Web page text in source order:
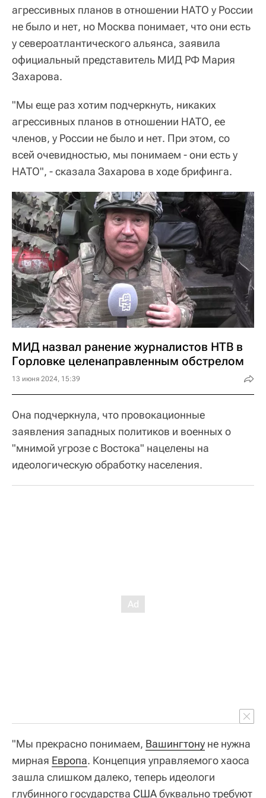
агрессивных планов в отношении НАТО у России
не было и нет, но Москва понимает, что они есть
у североатлантического альянса, заявила
официальный представитель МИД РФ Мария
Захарова.
"Мы еще раз хотим подчеркнуть, никаких
агрессивных планов в отношении НАТО, ее
членов, у России не было и нет. При этом, со
всей очевидностью, мы понимаем - они есть у
НАТО", - сказала Захарова в ходе брифинга.
МИД назвал ранение журналистов НТВ в
Горловке целенаправленным обстрелом
13 июня 2024, 15:39
Она подчеркнула, что провокационные
заявления западных политиков и военных о
"мнимой угрозе с Востока" нацелены на
идеологическую обработку населения.
"Мы прекрасно понимаем, Вашингтону не нужна
мирная Европа. Концепция управляемого хаоса
зашла слишком далеко, теперь идеологи
глубинного государства СШАбуквально требуют